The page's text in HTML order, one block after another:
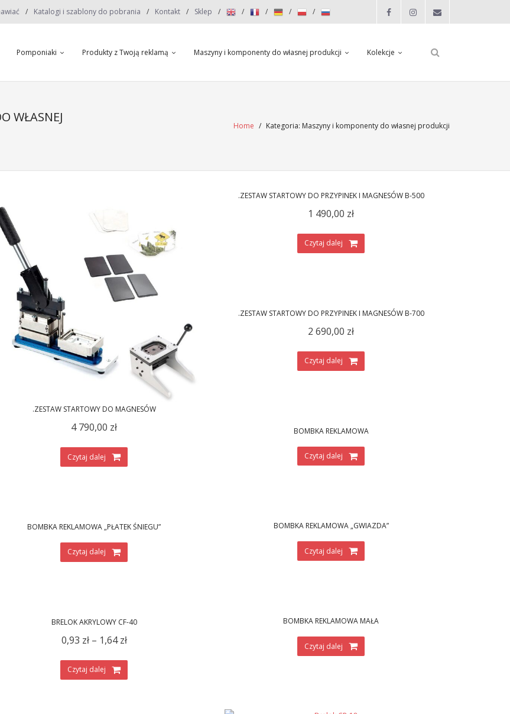
Katalogi i szablony do pobrania Kontakt Sklep
Pomponiaki Produkty z Twoją reklamą Maszyny i komponenty do własnej produkcji Kolekcje
WŁASNEJ
Home / Kategoria: Maszyny i komponenty do własnej produkcji
.ZESTAW STARTOWY DO MAGNESÓW
4 790,00 zł
Czytaj dalej
.ZESTAW STARTOWY DO PRZYPINEK I MAGNESÓW B-500
1 490,00 zł
Czytaj dalej
.ZESTAW STARTOWY DO PRZYPINEK I MAGNESÓW B-700
2 690,00 zł
Czytaj dalej
BOMBKA REKLAMOWA
Czytaj dalej
BOMBKA REKLAMOWA „GWIAZDA”
Czytaj dalej
BOMBKA REKLAMOWA „PŁATEK ŚNIEGU”
Czytaj dalej
BOMBKA REKLAMOWA MAŁA
Czytaj dalej
BRELOK AKRYLOWY CF-40
0,93 zł– 1,64zł
Czytaj dalej